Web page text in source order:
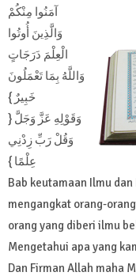
آمَنُوا مِنْكُمْ
وَالَّذِينَ أُوتُوا
الْعِلْمَ دَرَجَاتٍ
وَاللَّهُ بِمَا تَعْمَلُونَ
خَبِيرٌ }
وَقَوْلِهِ عَزَّ وَجَلَّ {
وَقُلْ رَبِّ زِدْنِي
عِلْمًا }
Bab keutamaan Ilmu dan
mengangkat orang-
orang yang diberi ilmu
Mengetahui apa yang
Dan Firman Allah maha